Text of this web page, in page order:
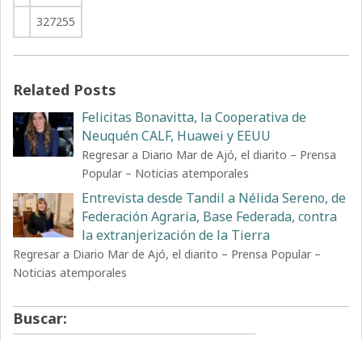
327255
Related Posts
Felicitas Bonavitta, la Cooperativa de
Neuquén CALF, Huawei y EEUU
Regresar a Diario Mar de Ajó, el diarito – Prensa
Popular – Noticias atemporales
Entrevista desde Tandil a Nélida Sereno, de
Federación Agraria, Base Federada, contra
la extranjerización de la Tierra
Regresar a Diario Mar de Ajó, el diarito – Prensa Popular –
Noticias atemporales
Buscar: